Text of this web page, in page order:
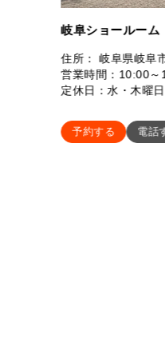
岐阜ショールーム
住所： 岐阜県岐阜
営業時間：10:00
定休日：水・木曜日
予約する 電話